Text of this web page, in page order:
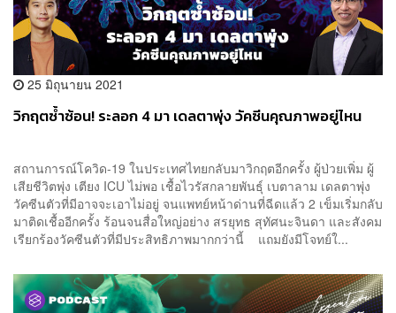
25 มิถุนายน 2021
วิกฤตซ้ำซ้อน! ระลอก 4 มา เดลตาพุ่ง วัคซีนคุณภาพอยู่ไหน
สถานการณ์โควิด-19 ในประเทศไทยกลับมาวิกฤตอีกครั้ง ผู้ป่วยเพิ่ม ผู้
เสียชีวิตพุ่ง เตียง ICU ไม่พอ เชื้อไวรัสกลายพันธุ์ เบตาลาม เดลตาพุ่ง
วัคซีนตัวที่มีอาจจะเอาไม่อยู่ จนแพทย์หน้าด่านที่ฉีดแล้ว 2 เข็มเริ่มกลับ
มาติดเชื้ออีกครั้ง ร้อนจนสื่อใหญ่อย่าง สรยุทธ สุทัศนะจินดา และสังคม
เรียกร้องวัคซีนตัวที่มีประสิทธิภาพมากกว่านี้ แถมยังมีโจทย์ใ...